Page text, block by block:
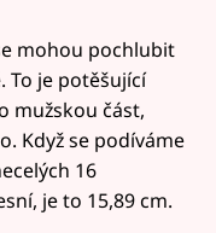
mohou pochlubit
To je potěšující
mužskou část,
Když se podíváme
16
je to 15,89 cm.